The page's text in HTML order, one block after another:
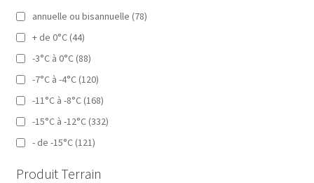
annuelle ou bisannuelle (78)
+ de 0°C (44)
-3°C à 0°C (88)
-7°C à -4°C (120)
-11°C à -8°C (168)
-15°C à -12°C (332)
- de -15°C (121)
Produit Terrain